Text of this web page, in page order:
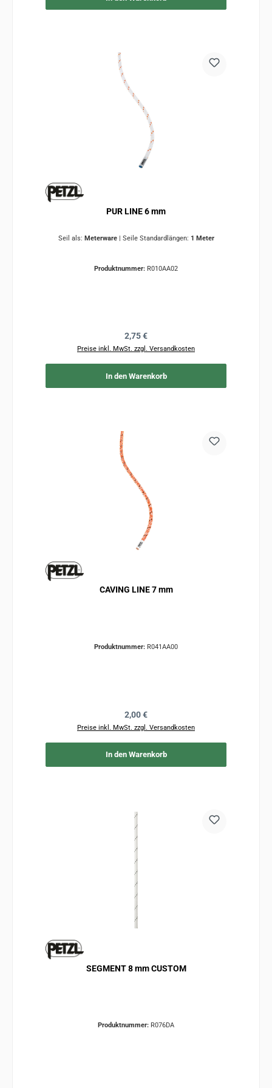
PUR LINE 6 mm
Seil als: Meterware | Seile Standardlängen: 1 Meter
Produktnummer: R010AA02
Regulärer Preis:
2,75 €
Preise inkl. MwSt. zzgl. Versandkosten
In den Warenkorb
CAVING LINE 7 mm
Produktnummer: R041AA00
Regulärer Preis:
2,00 €
Preise inkl. MwSt. zzgl. Versandkosten
In den Warenkorb
SEGMENT 8 mm CUSTOM
Produktnummer: R076DA